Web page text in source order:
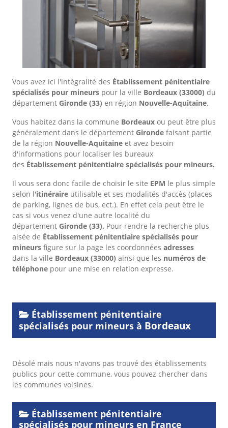
Vous avez ici l'intégralité des Établissement pénitentiaire
spécialisés pour mineurs pour la ville Bordeaux (33000) du
département Gironde (33) en région Nouvelle-Aquitaine.
Vous habitez dans la commune Bordeaux ou peut être plus
généralement dans le département Gironde faisant partie
de la région Nouvelle-Aquitaine et avez besoin
d'informations pour localiser les bureaux
des Établissement pénitentiaire spécialisés pour mineurs.
Il vous sera donc facile de choisir le site EPM le plus simple
selon l'itinéraire utilisable et ses modalités d'accès (places
de parking, lignes de bus, ect.). En effet cela peut être le
cas si vous venez d'une autre localité du
département Gironde (33). Pour rendre la recherche plus
aisée de Établissement pénitentiaire spécialisés pour
mineurs figure sur la page les coordonnées adresses
dans la ville Bordeaux (33000) ainsi que les numéros de
téléphone pour une mise en relation expresse.
Établissement pénitentiaire
spécialisés pour mineurs à Bordeaux
Désolé mais nous n'avons pas trouvé des établissements
publics pour cette commune, vous pouvez chercher dans
les communes voisines.
Établissement pénitentiaire
spécialisés pour mineurs en France